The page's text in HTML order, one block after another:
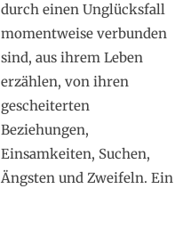
durch einen Unglücksfall
momentweise verbunden
sind, aus ihrem Leben
erzählen, von ihren
gescheiterten
Beziehungen,
Einsamkeiten, Suchen,
Ängsten und Zweifeln. Ein